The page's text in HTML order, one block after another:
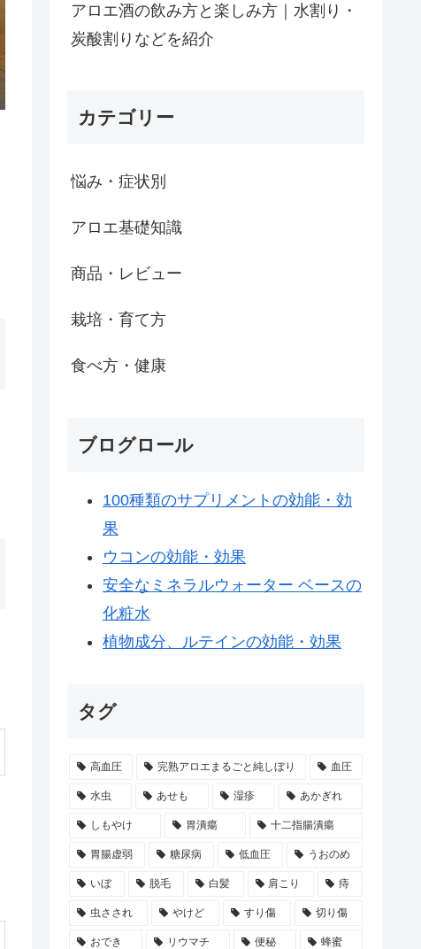
アロエ酒の飲み方と楽しみ方｜水割り・
炭酸割りなどを紹介
カテゴリー
悩み・症状別
アロエ基礎知識
商品・レビュー
栽培・育て方
食べ方・健康
ブログロール
100種類のサプリメントの効能・効
果
ウコンの効能・効果
安全なミネラルウォーター ベースの
化粧水
植物成分、ルテインの効能・効果
タグ
高血圧 完熟アロエまるごと純しぼり 血圧
水虫 あせも 湿疹 あかぎれ
しもやけ 胃潰瘍 十二指腸潰瘍
胃腸虚弱 糖尿病 低血圧 うおのめ
いぼ 脱毛 白髪 肩こり 痔
虫さされ やけど すり傷 切り傷
おでき リウマチ 便秘 蜂蜜